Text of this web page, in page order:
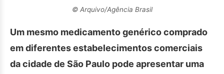
© Arquivo/Agência Brasil
Um mesmo medicamento genérico comprado
em diferentes estabelecimentos comerciais
da cidade de São Paulo pode apresentar uma